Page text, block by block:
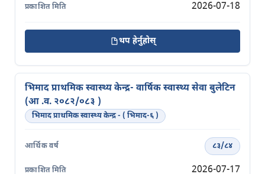
2026-07-18
थप हेर्नुहोस्
भिमाद प्राथमिक स्वास्थ्य केन्द्र- वार्षिक स्वास्थ्य सेवा बुलेटिन
(आ .व. २०८२/०८३ )
भिमाद प्राथमिक स्वास्थ्य केन्द्र - ( भिमाद-६ )
८३/८४
2026-07-17